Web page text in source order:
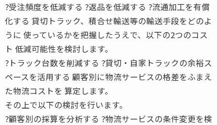
?受注頻度を低減する ?返品を低減する ?流通加工を有償
化する 貸切トラック、積合せ輸送等の輸送手段をどのよ
うに 使っているかを把握したうえで、以下の2つのコス
ト 低減可能性を検討します。
?トラック台数を削減する ?貸切・自家トラックの余裕ス
ペースを活用する 顧客別に物流サービスの格差をふまえ
た物流コストを 算定します。
その上で以下の検討を行います。
?顧客別の採算を分析する ?物流サービスの条件変更を検